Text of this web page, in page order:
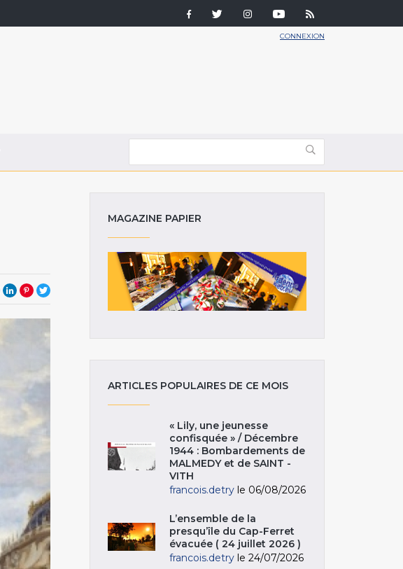
CONNEXION
MAGAZINE PAPIER
ARTICLES POPULAIRES DE CE MOIS
« Lily, une jeunesse
confisquée » / Décembre
1944 : Bombardements de
MALMEDY et de SAINT -
VITH
francois.detry le 06/08/2026
L’ensemble de la
presqu’île du Cap-Ferret
évacuée ( 24 juillet 2026 )
francois.detry le 24/07/2026